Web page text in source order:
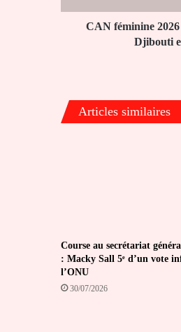
buts
CAN féminine
Djibouti
Articles similaires
Course au secrétariat
: Macky Sall 5ᵉ d’un vote
l’ONU
30/07/2026